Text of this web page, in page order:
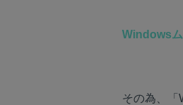
Windows
その為、「